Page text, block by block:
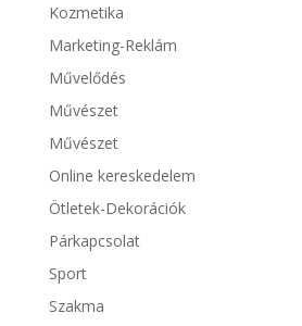
Kozmetika
Marketing-Reklám
Művelődés
Művészet
Művészet
Online kereskedelem
Ötletek-Dekorációk
Párkapcsolat
Sport
Szakma